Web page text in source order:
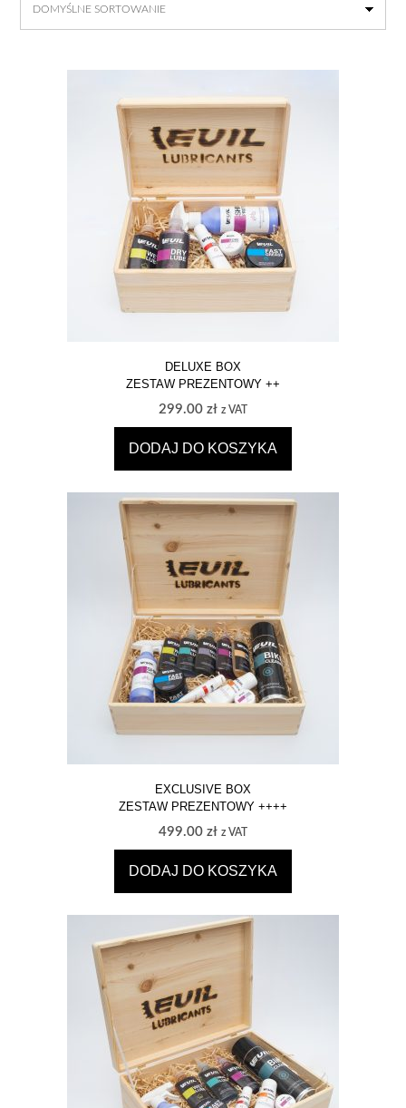
DELUXE BOX
ZESTAW PREZENTOWY ++
299.00 zł z VAT
DODAJ DO KOSZYKA
EXCLUSIVE BOX
ZESTAW PREZENTOWY ++++
499.00 zł z VAT
DODAJ DO KOSZYKA